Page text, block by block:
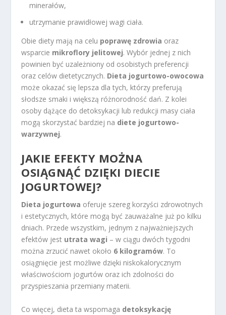
minerałów,
utrzymanie prawidłowej wagi ciała.
Obie diety mają na celu poprawę zdrowia oraz
wsparcie mikroflory jelitowej. Wybór jednej z nich
powinien być uzależniony od osobistych preferencji
oraz celów dietetycznych. Dieta jogurtowo-owocowa
może okazać się lepsza dla tych, którzy preferują
słodsze smaki i większą różnorodność dań. Z kolei
osoby dążące do detoksykacji lub redukcji masy ciała
mogą skorzystać bardziej na diete jogurtowo-
warzywnej.
JAKIE EFEKTY MOŻNA
OSIĄGNĄĆ DZIĘKI DIECIE
JOGURTOWEJ?
Dieta jogurtowa oferuje szereg korzyści zdrowotnych
i estetycznych, które mogą być zauważalne już po kilku
dniach. Przede wszystkim, jednym z najważniejszych
efektów jest utrata wagi – w ciągu dwóch tygodni
można zrzucić nawet około 6 kilogramów. To
osiągnięcie jest możliwe dzięki niskokalorycznym
właściwościom jogurtów oraz ich zdolności do
przyspieszania przemiany materii.
Co więcej, dieta ta wspomaga detoksykację